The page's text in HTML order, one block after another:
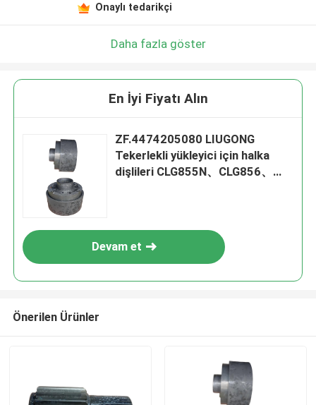
Onaylı tedarikçi
Daha fazla göster
En İyi Fiyatı Alın
ZF.4474205080 LIUGONG
Tekerlekli yükleyici için halka
dişlileri CLG855N、CLG856、
Devam et
Önerilen Ürünler